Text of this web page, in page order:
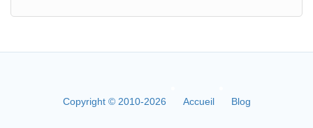
Copyright © 2010-2026 Accueil Blog